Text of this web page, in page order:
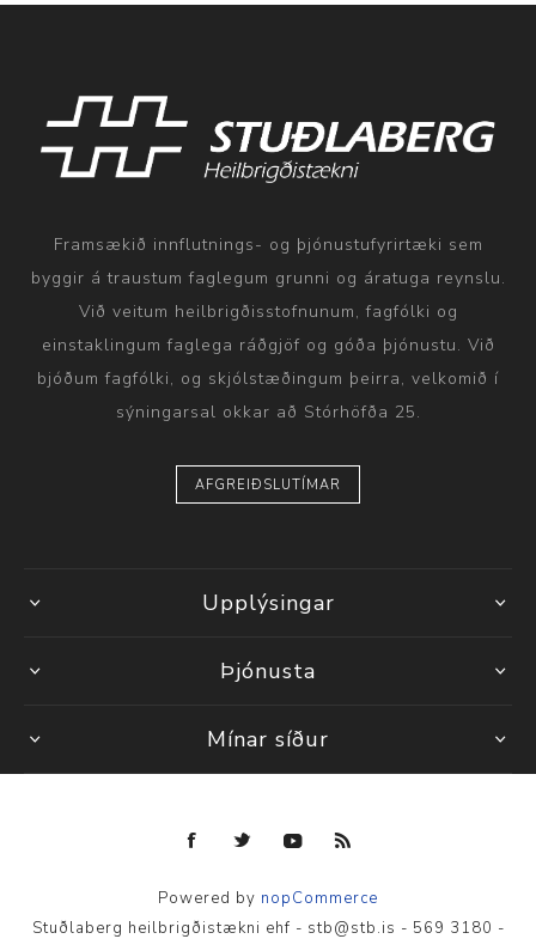
Framsækið innflutnings- og þjónustufyrirtæki sem
byggir á traustum faglegum grunni og áratuga reynslu.
Við veitum heilbrigðisstofnunum, fagfólki og
einstaklingum faglega ráðgjöf og góða þjónustu. Við
bjóðum fagfólki, og skjólstæðingum þeirra, velkomið í
sýningarsal okkar að Stórhöfða 25.
AFGREIÐSLUTÍMAR
Upplýsingar
Þjónusta
Mínar síður
Powered by nopCommerce
Stuðlaberg heilbrigðistækni ehf - stb@stb.is - 569 3180 -